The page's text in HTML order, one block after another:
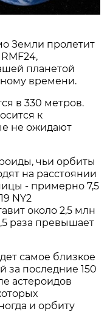
Земли пролетит
планетой
времени.
в 330 метров.
к
не ожидают
чьи орбиты
на расстоянии
- примерно 7,5
NY2
около 2,5 млн
раза превышает
самое близкое
за последние 150
астероидов
и орбиту